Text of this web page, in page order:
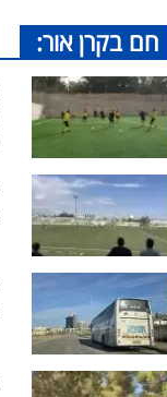
חם בקרן אור: